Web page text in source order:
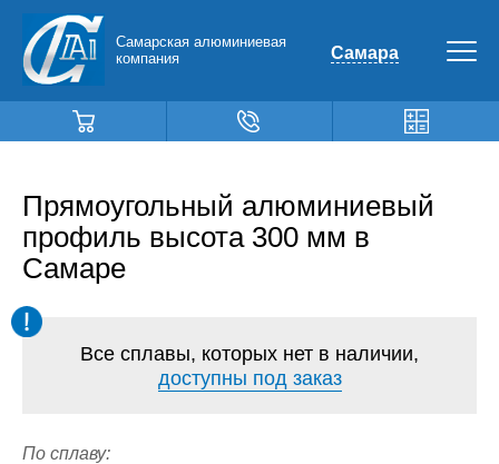
Самарская алюминиевая
компания
Самара
Прямоугольный алюминиевый
профиль высота 300 мм в
Самаре
Все сплавы, которых нет в наличии,
доступны под заказ
По сплаву: